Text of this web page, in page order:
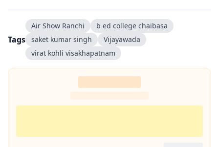
Tags
Air Show Ranchi
b ed college chaibasa
saket kumar singh
Vijayawada
virat kohli visakhapatnam